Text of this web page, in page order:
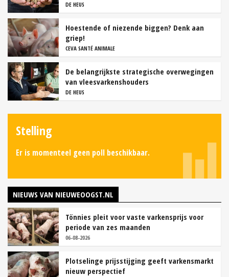
DE HEUS
Hoestende of niezende biggen? Denk aan
griep!
CEVA SANTÉ ANIMALE
De belangrijkste strategische overwegingen
van vleesvarkenshouders
DE HEUS
Stelling
Er is momenteel geen poll beschikbaar.
NIEUWS VAN NIEUWEOOGST.NL
Tönnies pleit voor vaste varkensprijs voor
periode van zes maanden
06-08-2026
Plotselinge prijsstijging geeft varkensmarkt
nieuw perspectief